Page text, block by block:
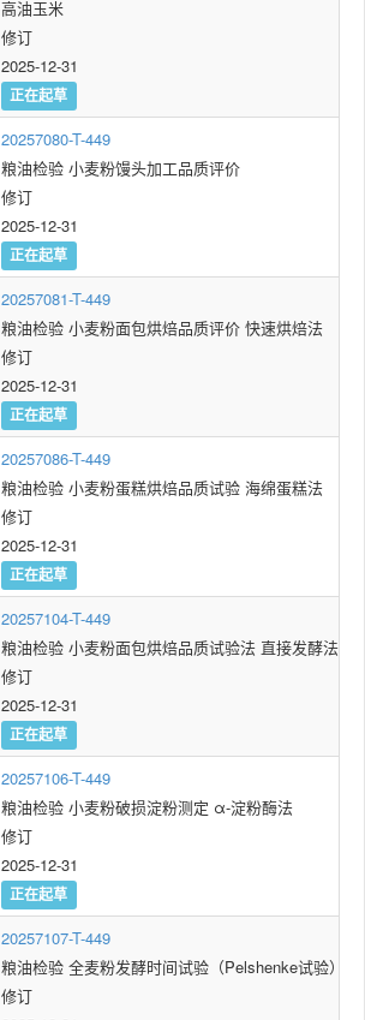
高油玉米
修订
2025-12-31
正在起草
20257080-T-449
粮油检验 小麦粉馒头加工品质评价
修订
2025-12-31
正在起草
20257081-T-449
粮油检验 小麦粉面包烘焙品质评价 快速烘焙法
修订
2025-12-31
正在起草
20257086-T-449
粮油检验 小麦粉蛋糕烘焙品质试验 海绵蛋糕法
修订
2025-12-31
正在起草
20257104-T-449
粮油检验 小麦粉面包烘焙品质试验法 直接发酵法
修订
2025-12-31
正在起草
20257106-T-449
粮油检验 小麦粉破损淀粉测定 α-淀粉酶法
修订
2025-12-31
正在起草
20257107-T-449
粮油检验 全麦粉发酵时间试验（Pelshenke试验）
修订